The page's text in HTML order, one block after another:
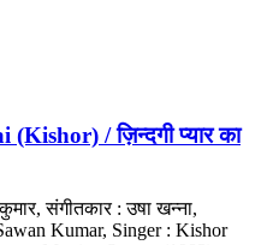
/ ज़िन्दगी प्यार का
संगीतकार : उषा खन्ना,
Kumar, Singer : Kishor